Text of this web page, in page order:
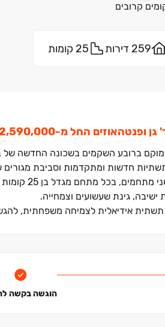
קרובים
259 דירות 25 קומות
חדשות ומתקדמות וסביבת
ישיבה, גינת שעשועים וצמחייה.
אידיאלית לצמיחה משפחתית,
הוגשה בקשה